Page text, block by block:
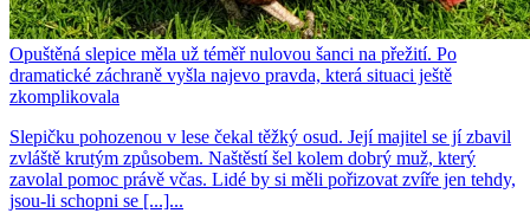
Opuštěná slepice měla už téměř nulovou šanci na přežití. Po
dramatické záchraně vyšla najevo pravda, která situaci ještě
zkomplikovala
Slepičku pohozenou v lese čekal těžký osud. Její majitel se jí zbavil
zvláště krutým způsobem. Naštěstí šel kolem dobrý muž, který
zavolal pomoc právě včas. Lidé by si měli pořizovat zvíře jen tehdy,
jsou-li schopni se [...]...